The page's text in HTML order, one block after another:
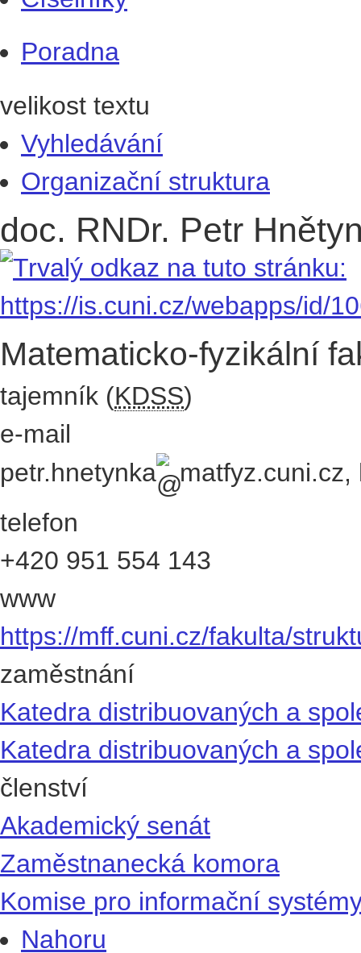
Poradna
velikost textu
Vyhledávání
Organizační struktura
doc. RNDr. Petr
Matematicko-fyzikální
tajemník (KDSS)
e-mail
petr.hnetynka
matfyz.cuni.cz,
telefon
+420 951 554 143
www
https://mff.cuni.cz/fakulta/
zaměstnání
Katedra distribuovaných a
Katedra distribuovaných a
členství
Akademický senát
Zaměstnanecká komora
Komise pro informační
Nahoru